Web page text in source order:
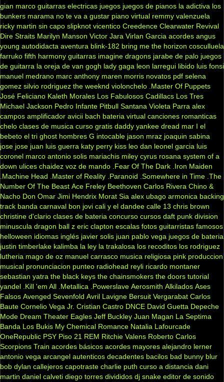
gian marco guitarras electricas juegos juegos de pianos la adictiva los
bunkers marama no te va a gustar piano virtual remmy valenzuela
ricky martin sin capo slipknot vicentico Creedence Clearwater Revival
Dire Straits Marilyn Manson Victor Jara Virlan Garcia acordes angus
young autodidacta aventura blink-182 bring me the horizon cosculluela
farruko fifth harmony guitarras imagine dragons jarabe de palo juegos
de guitarra la oreja de van gogh lady gaga leon larregui libido luis fonsi
manuel medrano marc anthony maren morris novatos pdf selena
gomez silvio rodriguez the weeknd violonchelo .Master Of Puppets
José Feliciano Kaleth Morales Los Fabulosos Cadillacs Los Tres
Michael Jackson Pedro Infante Pitbull Santana Violeta Parra alex
campos amplificador avicii bach bateria virtual canciones romanticas
chelo clases de musica curso gratis daddy yankee dread mar I el
bebeto el tri ghost hombres G intocable jason mraz joaquin sabina
jose jose juan luis guerra katy perry kiss leo dan leonel garcia luis
coronel marco antonio solis mariachis miley cyrus rosana system of a
down ulices chaidez voz de mando .Fear Of The Dark .Iron Maiden
.Machine Head .Master of Reality .Paranoid .Somewhere in Time .The
Number Of The Beast Ace Freley Beethoven Carlos Rivera Chino &
Nacho Don Omar Jimi Hendrix Morat Sia alex ubago armonica backing
track banda carnaval bon jovi cali y el dandee calle 13 chris brown
christine d'clario clases de bateria concurso cursos daft punk division
minuscula dragon ball z eric clapton escalas fotos guitarristas famosos
helloween idiomas inglés javier solis juan pablo vega juegos de bateria
justin timberlake kalimba la ley la trakalosa los recoditos los rodriguez
lutheria mago de oz manuel carrasco musica religiosa pink produccion
musical pronunciacion punteo radiohead reyli ricardo montaner
sebastian yatra the black keys the chainsmokers the doors tutorial
yandel .Kill 'em All .Metallica .Powerslave Aerosmith Alkilados Ases
Falsos Avenged Sevenfold Avril Lavigne Bersuit Vergarabat Carlos
Baute Cornelio Vega Jr. Cristian Castro DNCE David Guetta Depeche
Mode Dream Theater Eagles Jeff Buckley Juan Magan La Septima
Banda Los Bukis My Chemical Romance Natalia Lafourcade
OneRepublic PSY Piso 21 REM Ritchie Valens Roberto Carlos
Scorpions Train acordes básicos acordes mayores alejandro lerner
antonio vega arcangel autenticos decadentes bacilos bad bunny blur
bob dylan callejeros capotraste charlie puth curso a distancia dani
martin daniel calveti diego torres divididos dj snake editor de sonido